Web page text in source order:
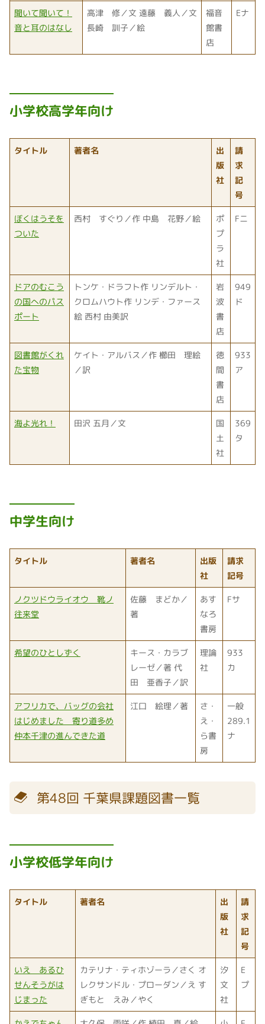
聞いて聞いて！
音と耳のはなし
高津 修／文 遠藤 義人／文
長崎 訓子／絵
福音
館書
店
Eナ
小学校高学年向け
タイトル 著者名
出
版
社
請
求
記
号
ぼくはうそを
ついた
西村 すぐり／作 中島 花野／絵
ポ
プ
ラ
社
Fニ
ドアのむこう
の国へのパス
ポート
トンケ・ドラフト作 リンデルト・
クロムハウト作 リンデ・ファース
絵 西村 由美訳
岩
波
書
店
949
ド
図書館がくれ
た宝物
ケイト・アルバス／作 櫛田 理絵
／訳
徳
間
書
店
933
ア
海よ光れ！ 田沢 五月／文
国
土
社
369
タ
中学生向け
タイトル 著者名
出版
社
請求
記号
ノクツドウライオウ 靴ノ
往来堂
佐藤 まどか／
著
あす
なろ
書房
Fサ
希望のひとしずく
キース・カラブ
レーゼ／著 代
田 亜香子／訳
理論
社
933
カ
アフリカで、バッグの会社
はじめました 寄り道多め
仲本千津の進んできた道
江口 絵理／著
さ・
え・
ら書
房
一般
289.1
ナ
第48回 千葉県課題図書一覧
小学校低学年向け
タイトル 著者名
出
版
社
請
求
記
号
いえ あるひ
せんそうがは
じまった
カテリナ・ティホゾーラ／さく オ
レクサンドル・プローダン／え す
ぎもと えみ／やく
汐
文
社
E
プ